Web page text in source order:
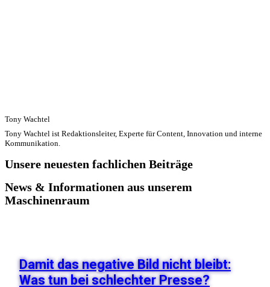
Tony Wachtel
Tony Wachtel ist Redaktionsleiter, Experte für Content, Innovation und interne
Kommunikation.
Unsere neuesten fachlichen Beiträge
News & Informationen aus unserem
Maschinenraum
Damit das negative Bild nicht bleibt:
Was tun bei schlechter Presse?